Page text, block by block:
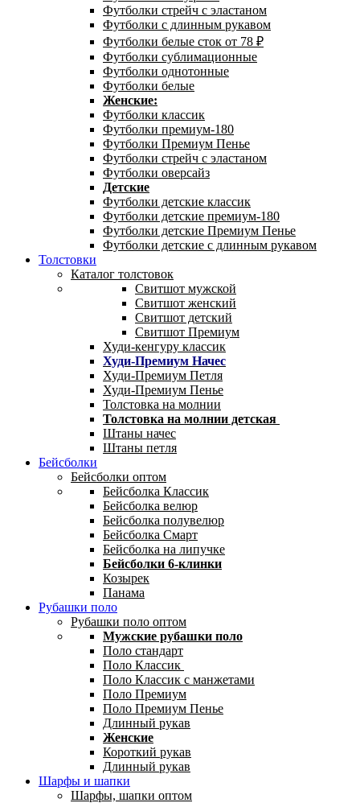
Футболки стрейч с эластаном
Футболки с длинным рукавом
Футболки белые сток от 78 ₽
Футболки сублимационные
Футболки однотонные
Футболки белые
Женские:
Футболки классик
Футболки премиум-180
Футболки Премиум Пенье
Футболки стрейч с эластаном
Футболки оверсайз
Детские
Футболки детские классик
Футболки детские премиум-180
Футболки детские Премиум Пенье
Футболки детские с длинным рукавом
Толстовки
Каталог толстовок
Свитшот мужской
Свитшот женский
Свитшот детский
Свитшот Премиум
Худи-кенгуру классик
Худи-Премиум Начес
Худи-Премиум Петля
Худи-Премиум Пенье
Толстовка на молнии
Толстовка на молнии детская
Штаны начес
Штаны петля
Бейсболки
Бейсболки оптом
Бейсболка Классик
Бейсболка велюр
Бейсболка полувелюр
Бейсболка Смарт
Бейсболка на липучке
Бейсболки 6-клинки
Козырек
Панама
Рубашки поло
Рубашки поло оптом
Мужские рубашки поло
Поло стандарт
Поло Классик
Поло Классик с манжетами
Поло Премиум
Поло Премиум Пенье
Длинный рукав
Женские
Короткий рукав
Длинный рукав
Шарфы и шапки
Шарфы, шапки оптом